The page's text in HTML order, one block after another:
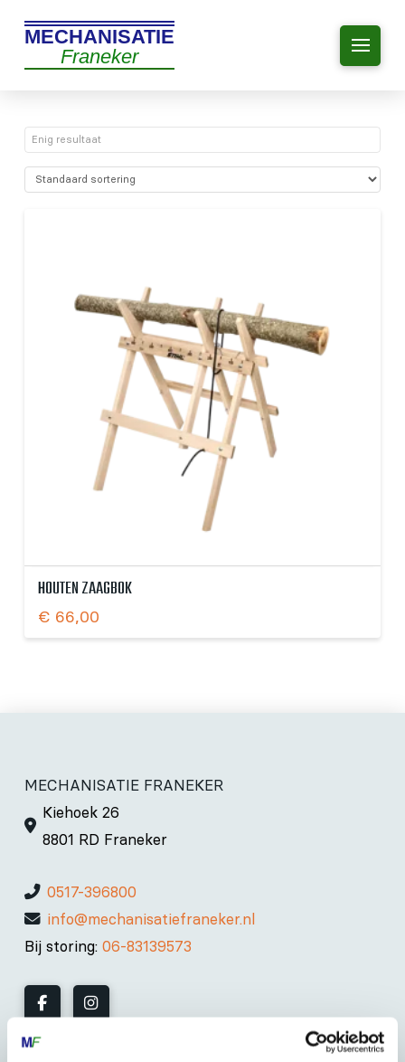
MECHANISATIE
Franeker
Enig resultaat
HOUTEN ZAAGBOK
€ 66,00
MECHANISATIE FRANEKER
Kiehoek 26
8801 RD Franeker
0517-396800
info@mechanisatiefraneker.nl
Bij storing: 06-83139573